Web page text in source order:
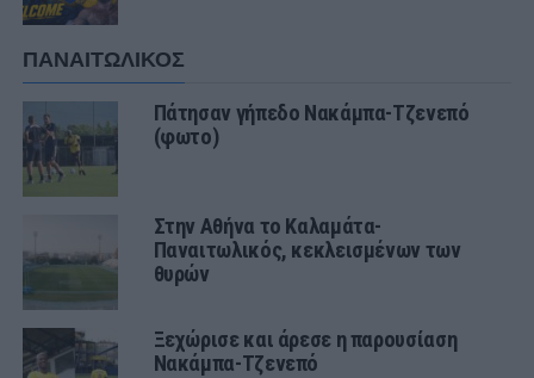
ΠΑΝΑΙΤΩΛΙΚΟΣ
Πάτησαν γήπεδο Νακάμπα-Τζενεπό
(φωτο)
Στην Αθήνα το Καλαμάτα-
Παναιτωλικός, κεκλεισμένων των
θυρών
Ξεχώρισε και άρεσε η παρουσίαση
Νακάμπα-Τζενεπό